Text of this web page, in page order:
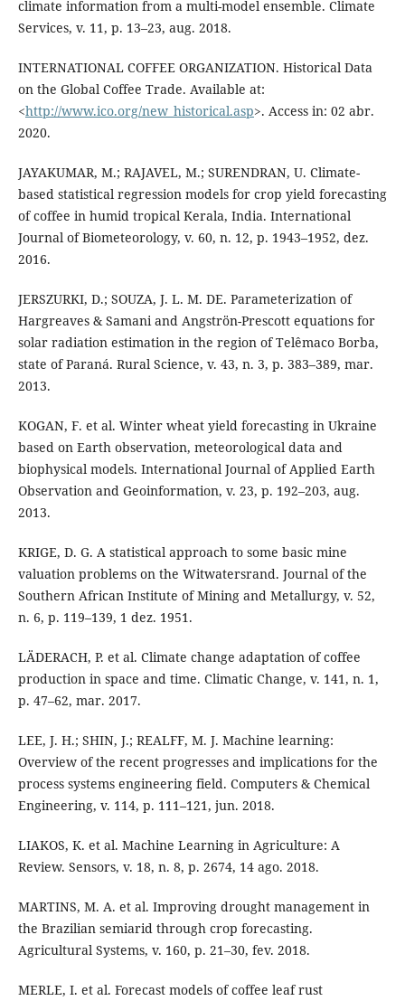
climate information from a multi-model ensemble. Climate
Services, v. 11, p. 13–23, aug. 2018.
INTERNATIONAL COFFEE ORGANIZATION. Historical Data
on the Global Coffee Trade. Available at:
<http://www.ico.org/new_historical.asp>. Access in: 02 abr.
2020.
JAYAKUMAR, M.; RAJAVEL, M.; SURENDRAN, U. Climate-
based statistical regression models for crop yield forecasting
of coffee in humid tropical Kerala, India. International
Journal of Biometeorology, v. 60, n. 12, p. 1943–1952, dez.
2016.
JERSZURKI, D.; SOUZA, J. L. M. DE. Parameterization of
Hargreaves & Samani and Angströn-Prescott equations for
solar radiation estimation in the region of Telêmaco Borba,
state of Paraná. Rural Science, v. 43, n. 3, p. 383–389, mar.
2013.
KOGAN, F. et al. Winter wheat yield forecasting in Ukraine
based on Earth observation, meteorological data and
biophysical models. International Journal of Applied Earth
Observation and Geoinformation, v. 23, p. 192–203, aug.
2013.
KRIGE, D. G. A statistical approach to some basic mine
valuation problems on the Witwatersrand. Journal of the
Southern African Institute of Mining and Metallurgy, v. 52,
n. 6, p. 119–139, 1 dez. 1951.
LÄDERACH, P. et al. Climate change adaptation of coffee
production in space and time. Climatic Change, v. 141, n. 1,
p. 47–62, mar. 2017.
LEE, J. H.; SHIN, J.; REALFF, M. J. Machine learning:
Overview of the recent progresses and implications for the
process systems engineering field. Computers & Chemical
Engineering, v. 114, p. 111–121, jun. 2018.
LIAKOS, K. et al. Machine Learning in Agriculture: A
Review. Sensors, v. 18, n. 8, p. 2674, 14 ago. 2018.
MARTINS, M. A. et al. Improving drought management in
the Brazilian semiarid through crop forecasting.
Agricultural Systems, v. 160, p. 21–30, fev. 2018.
MERLE, I. et al. Forecast models of coffee leaf rust